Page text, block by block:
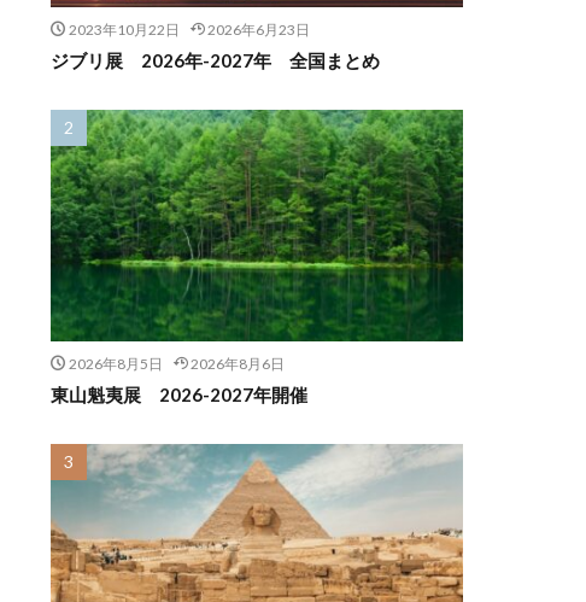
2023年10月22日 2026年6月23日
ジブリ展 2026年-2027年 全国まとめ
2026年8月5日 2026年8月6日
東山魁夷展 2026-2027年開催